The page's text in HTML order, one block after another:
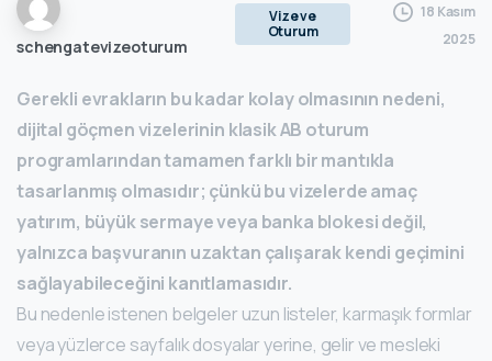
schengatevizeoturum
Vize ve
Oturum
18 Kasım
2025
Gerekli evrakların bu kadar kolay olmasının nedeni,
dijital göçmen vizelerinin klasik AB oturum
programlarından tamamen farklı bir mantıkla
tasarlanmış olmasıdır; çünkü bu vizelerde amaç
yatırım, büyük sermaye veya banka blokesi değil,
yalnızca başvuranın uzaktan çalışarak kendi geçimini
sağlayabileceğini kanıtlamasıdır.
Bu nedenle istenen belgeler uzun listeler, karmaşık formlar
veya yüzlerce sayfalık dosyalar yerine, gelir ve mesleki